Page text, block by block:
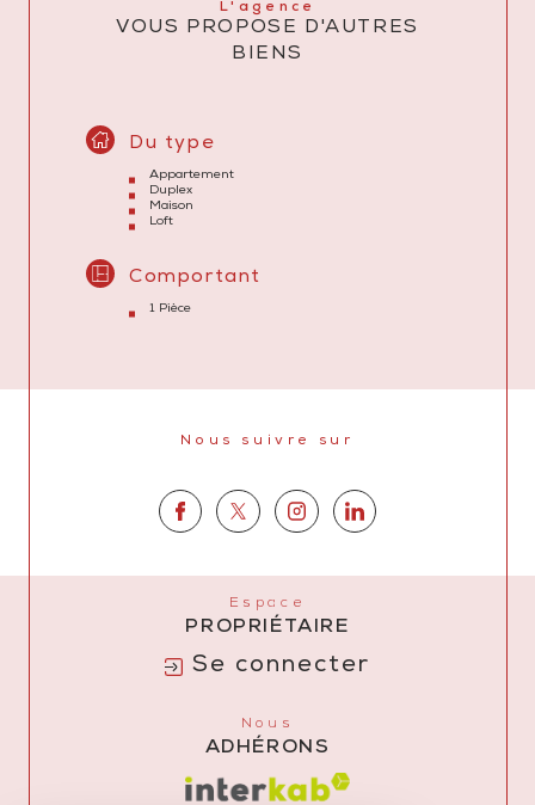
L'agence
VOUS PROPOSE D'AUTRES
BIENS
Du type
Appartement
Duplex
Maison
Loft
Comportant
1 Pièce
Nous suivre sur
Espace
PROPRIÉTAIRE
Se connecter
Nous
ADHÉRONS